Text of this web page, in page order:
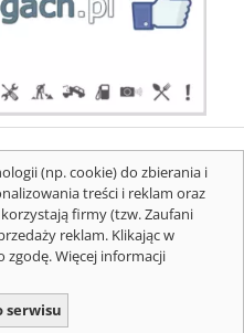
Informacje o cookies
(np. cookie) do zbierania i
treści i reklam oraz
firmy (tzw. Zaufani
reklam. Klikając w
zgodę. Więcej informacji
serwisu